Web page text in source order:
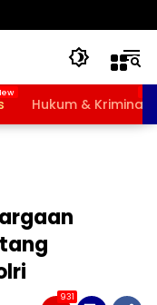
Hukum & Kriminal
931